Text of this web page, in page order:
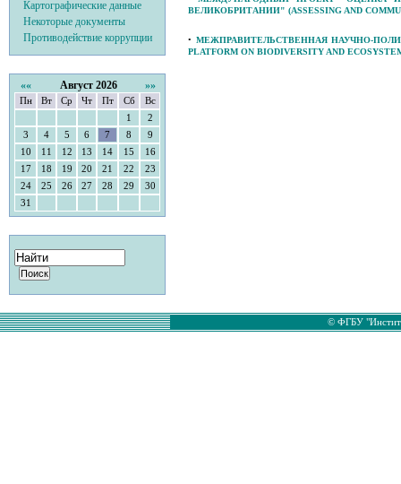
ВЕЛИКОБРИТАНИИ" (ASSESSING AND
• МЕЖПРАВИТЕЛЬСТВЕННАЯ НАУЧНО-
PLATFORM ON BIODIVERSITY AND
Картографические данные
Некоторые документы
Противодействие коррупции
«« Август 2026 »»
Пн Вт Ср Чт Пт Сб
Вс
1
2
3
4 5 6 7 8
9
10
11 12 13 14 15
16
17
18 19 20 21 22
23
24
25 26 27 28 29
30
31
© ФГБУ